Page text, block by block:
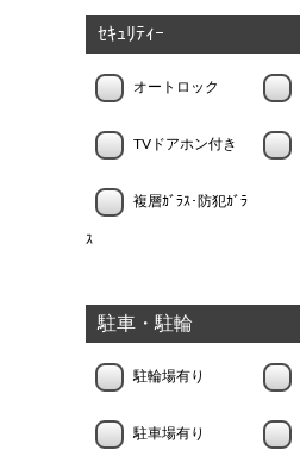
ｾｷｭﾘﾃｨｰ
オートロック
TVドアホン付き
複層ｶﾞﾗｽ･防犯ｶﾞﾗ
ｽ
駐車・駐輪
駐輪場有り
駐車場有り